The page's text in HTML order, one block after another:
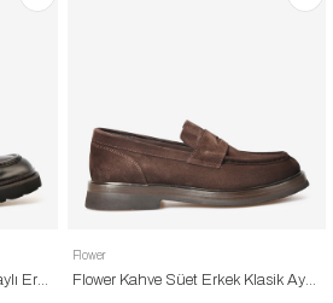
Flower Bordo Deri Kemer Detaylı Erkek Klasik Ayakkabı
Flower
Flower Kahve Süet Erkek Klasik Ayakkabı